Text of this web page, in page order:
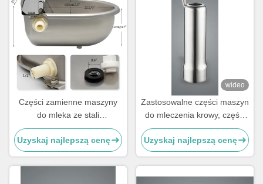
Części zamienne maszyny
do mleka ze stali
nierdzewnej
Uzyskaj najlepszą cenę
wideo
Zastosowalne części maszyn
do mleczenia krowy, części
zamienne maszyn do
mleczenia w rodzaju muszli,
kubki do mleka
Uzyskaj najlepszą cenę